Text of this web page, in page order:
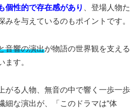
個性的で存在感があり
、登場人物た
みを与えているのもポイントです。
音響の演出が物語の世界観を支える
ます。
がる人物、無音の中で響く一歩一歩
な演出が、「このドラマは“体